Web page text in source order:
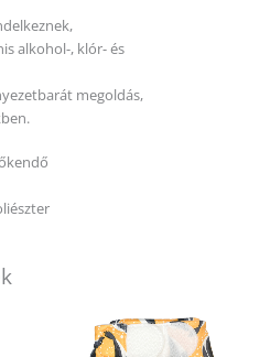
alkohol-, klór- és
megoldás,
a
terméknek